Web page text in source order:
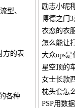
型、
方的表
各种
励志小昵
博德之门
衣恋的衣
怎么能让
大众ops是
星空顶的
女士长款
枕头套怎
PSP用数